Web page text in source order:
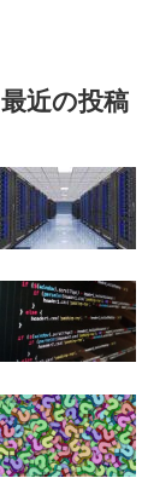
最近の投稿